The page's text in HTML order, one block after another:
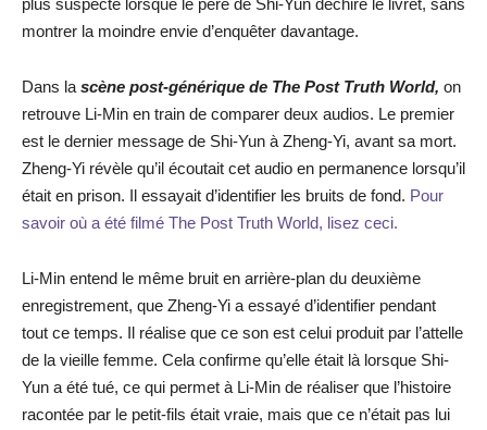
plus suspecte lorsque le père de Shi-Yun déchire le livret, sans
montrer la moindre envie d’enquêter davantage.
Dans la scène post-générique de The Post Truth World, on
retrouve Li-Min en train de comparer deux audios. Le premier
est le dernier message de Shi-Yun à Zheng-Yi, avant sa mort.
Zheng-Yi révèle qu’il écoutait cet audio en permanence lorsqu’il
était en prison. Il essayait d’identifier les bruits de fond. Pour
savoir où a été filmé The Post Truth World, lisez ceci.
Li-Min entend le même bruit en arrière-plan du deuxième
enregistrement, que Zheng-Yi a essayé d’identifier pendant
tout ce temps. Il réalise que ce son est celui produit par l’attelle
de la vieille femme. Cela confirme qu’elle était là lorsque Shi-
Yun a été tué, ce qui permet à Li-Min de réaliser que l’histoire
racontée par le petit-fils était vraie, mais que ce n’était pas lui